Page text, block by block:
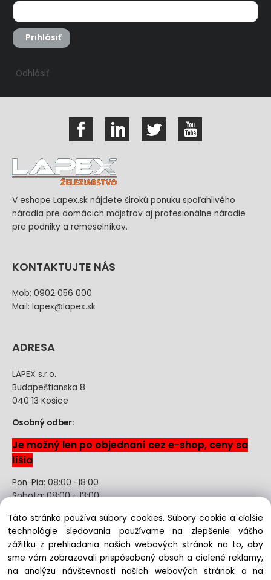
Prihlásiť
Odhlásiť
V eshope Lapex.sk nájdete širokú ponuku spoľahlivého
náradia pre domácich majstrov aj profesionálne náradie
pre podniky a remeselníkov.
KONTAKTUJTE NÁS
Mob: 0902 056 000
Mail: lapex@lapex.sk
ADRESA
LAPEX s.r.o.
Budapeštianska 8
040 13 Košice
Osobný odber:
Je možný len po objednaní cez e-shop, ceny sa
líšia
Pon-Pia: 08:00 -18:00
Sobota: 08:00 - 13:00
Odstúpenie od kúpnej zmluvy uzavretej na diaľku bez
registrácie
Táto stránka používa súbory cookies. Súbory cookie a ďalšie
technológie sledovania používame na zlepšenie vášho
zážitku z prehliadania našich webových stránok na to, aby
sme vám zobrazovali prispôsobený obsah a cielené reklamy,
na analýzu návštevnosti našich webových stránok a na